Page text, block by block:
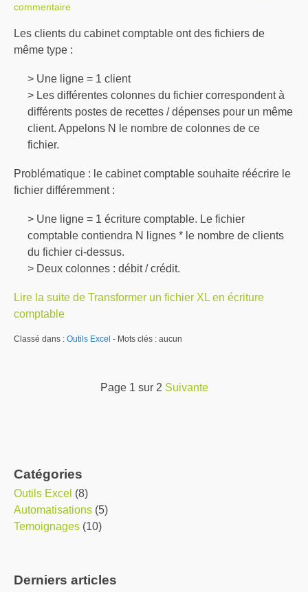
commentaire
Les clients du cabinet comptable ont des fichiers de
même type :
> Une ligne = 1 client
> Les différentes colonnes du fichier correspondent à
différents postes de recettes / dépenses pour un même
client. Appelons N le nombre de colonnes de ce
fichier.
Problématique : le cabinet comptable souhaite réécrire le
fichier différemment :
> Une ligne = 1 écriture comptable. Le fichier
comptable contiendra N lignes * le nombre de clients
du fichier ci-dessus.
> Deux colonnes : débit / crédit.
Lire la suite de Transformer un fichier XL en écriture
comptable
Classé dans : Outils Excel - Mots clés : aucun
page 1 sur 2 suivante
Catégories
Outils Excel (8)
Automatisations (5)
Temoignages (10)
Derniers articles